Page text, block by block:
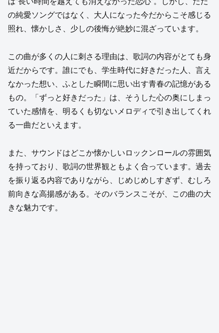
の純愛ソングではなく、大人になった今だからこそ感じる
照れ、懐かしさ、少しの後悔が絶妙に混ざっています。
この曲が多くの人に刺さる理由は、歌詞の内容がとても身
近だからです。誰にでも、学生時代に好きだった人、言え
なかった想い、ふとした瞬間に思い出す青春の記憶がある
もの。「ずっと好きだった」は、そうした心の奥にしまっ
ていた感情を、明るくも切ないメロディで引き出してくれ
る一曲だといえます。
また、サウンドはどこか懐かしいロックンロールの雰囲気
を持っており、歌詞の世界観ともよく合っています。過去
を振り返る内容でありながら、じめじめしすぎず、むしろ
前向きな高揚感がある。そのバランスこそが、この曲の大
きな魅力です。